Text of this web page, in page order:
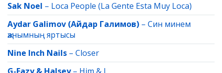
Sak Noel – Loca People (La Gente Esta Muy Loca)
Aydar Galimov (Айдар Галимов) – Син минем
җанымның яртысы
Nine Inch Nails – Closer